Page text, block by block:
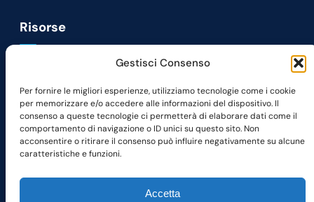
Gestisci Consenso
Per fornire le migliori esperienze, utilizziamo tecnologie come i cookie
per memorizzare e/o accedere alle informazioni del dispositivo. Il
consenso a queste tecnologie ci permetterà di elaborare dati come il
comportamento di navigazione o ID unici su questo sito. Non
acconsentire o ritirare il consenso può influire negativamente su alcune
caratteristiche e funzioni.
Accetta
Risorse
Lavora con noi
Richiedi Demo
Contatti
LinkedIn
Facebook
Instagram